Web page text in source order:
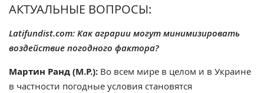
АКТУАЛЬНЫЕ ВОПРОСЫ:
Latifundist.com: Как аграрии могут минимизировать
воздействие погодного фактора?
Мартин Ранд (М.Р.): Во всем мире в целом и в Украине
в частности погодные условия становятся